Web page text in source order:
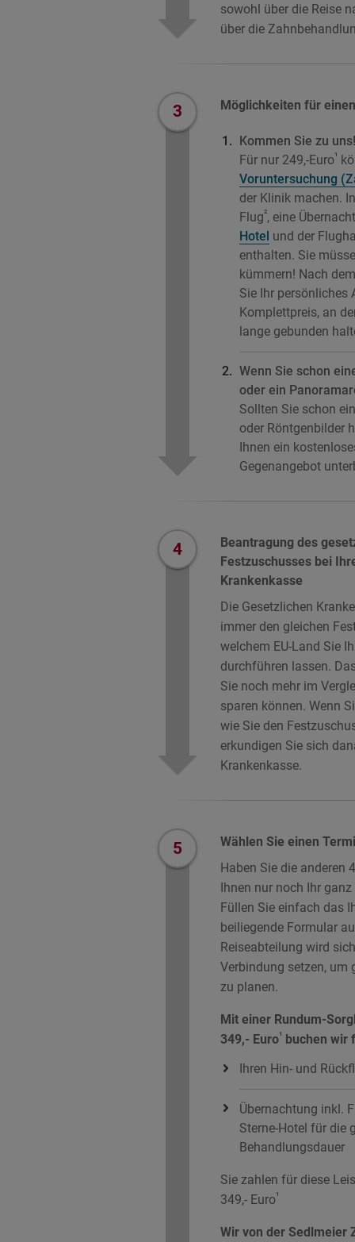
sowohl über die Reise
über die
3 Möglichkeiten für
Kommen Sie zu uns!
Für nur 249,-Euro¹
Voruntersuchung
der Klinik machen.
Flug², eine
Hotel und der
enthalten. Sie
kümmern! Nach
Sie Ihr persönliches
Komplettpreis, an
lange gebunden
Wenn Sie schon
oder ein
Sollten Sie schon
oder Röntgenbilder
Ihnen ein
Gegenangebot
4
Beantragung des
Festzuschusses bei
Krankenkasse
Die Gesetzlichen
immer den gleichen
welchem EU-Land Sie
durchführen lassen.
Sie noch mehr im
sparen können. Wenn
wie Sie den
erkundigen Sie sich
Krankenkasse.
5
Wählen Sie einen
Haben Sie die anderen
Ihnen nur noch Ihr
Füllen Sie einfach das
beiliegende Formular
Reiseabteilung wird
Verbindung setzen, um
zu planen.
Mit einer Rundum-
349,- Euro¹ buchen wir
Ihren Hin- und
Übernachtung inkl.
Sterne-Hotel für die
Behandlungsdauer
Sie zahlen für diese
349,- Euro¹
Wir von der Sedlmeier